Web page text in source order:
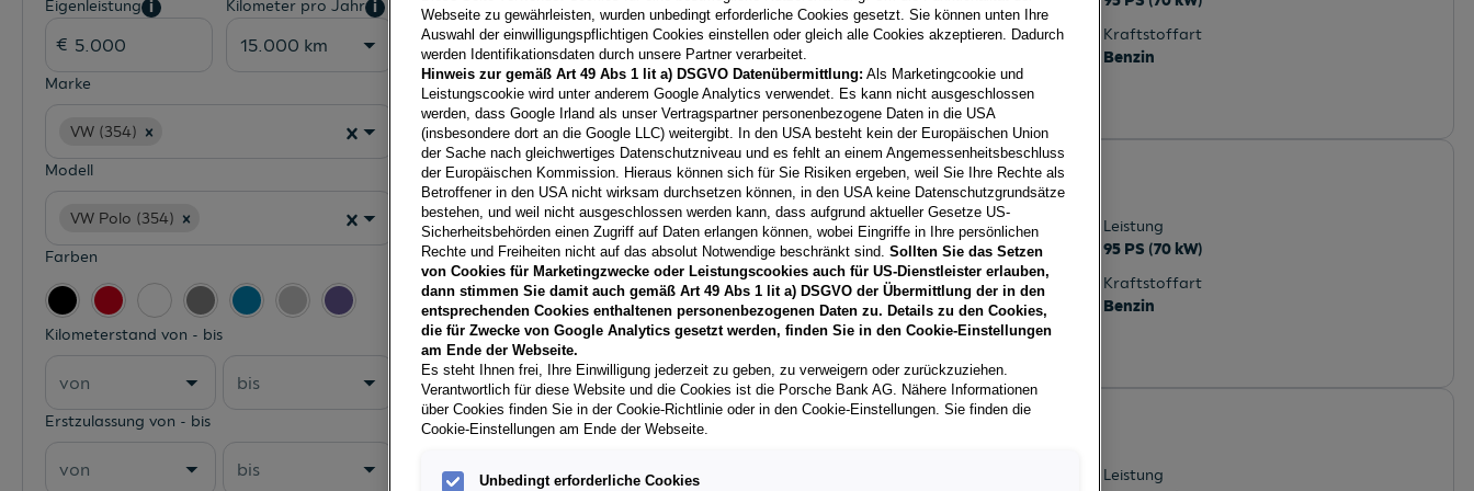
Eigenleistung i Kilometer pro Jahr i
15.000 km
Marke
VW (354)
Modell
VW Polo (354)
Farben
Kilometerstand von - bis
von bis
Erstzulassung von - bis
von bis
Kilometerstand
230 km
Kraftstoffart
Benzin
Fahrzeug & Finanzierung
Polo Friends TSI DSG
6804 Feldkirch-Altenstadt, Vorarlberg
Erstzulassung
07/2025
Leistung
95 PS (70 kW)
Kilometerstand
25.000 km
Kraftstoffart
Benzin
Fahrzeug & Finanzierung
Polo Sport TSI DSG
Leistung
Webseite zu gewährleisten, wurden unbedingt erforderliche Cookies gesetzt. Sie können unten Ihre
Auswahl der einwilligungspflichtigen Cookies einstellen oder gleich alle Cookies akzeptieren. Dadurch
werden Identifikationsdaten durch unsere Partner verarbeitet.
Hinweis zur gemäß Art 49 Abs 1 lit a) DSGVO Datenübermittlung: Als Marketingcookie und
Leistungscookie wird unter anderem Google Analytics verwendet. Es kann nicht ausgeschlossen
werden, dass Google Irland als unser Vertragspartner personenbezogene Daten in die USA
(insbesondere dort an die Google LLC) weitergibt. In den USA besteht kein der Europäischen Union
der Sache nach gleichwertiges Datenschutzniveau und es fehlt an einem Angemessenheitsbeschluss
der Europäischen Kommission. Hieraus können sich für Sie Risiken ergeben, weil Sie Ihre Rechte als
Betroffener in den USA nicht wirksam durchsetzen können, in den USA keine Datenschutzgrundsätze
bestehen, und weil nicht ausgeschlossen werden kann, dass aufgrund aktueller Gesetze US-
Sicherheitsbehörden einen Zugriff auf Daten erlangen können, wobei Eingriffe in Ihre persönlichen
Rechte und Freiheiten nicht auf das absolut Notwendige beschränkt sind. Sollten Sie das Setzen
von Cookies für Marketingzwecke oder Leistungscookies auch für US-Dienstleister erlauben,
dann stimmen Sie damit auch gemäß Art 49 Abs 1 lit a) DSGVO der Übermittlung der in den
entsprechenden Cookies enthaltenen personenbezogenen Daten zu. Details zu den Cookies,
die für Zwecke von Google Analytics gesetzt werden, finden Sie in den Cookie-Einstellungen
am Ende der Webseite.
Es steht Ihnen frei, Ihre Einwilligung jederzeit zu geben, zu verweigern oder zurückzuziehen.
Verantwortlich für diese Website und die Cookies ist die Porsche Bank AG. Nähere Informationen
über Cookies finden Sie in der Cookie-Richtlinie oder in den Cookie-Einstellungen. Sie finden die
Cookie-Einstellungen am Ende der Webseite.
Unbedingt erforderliche Cookies